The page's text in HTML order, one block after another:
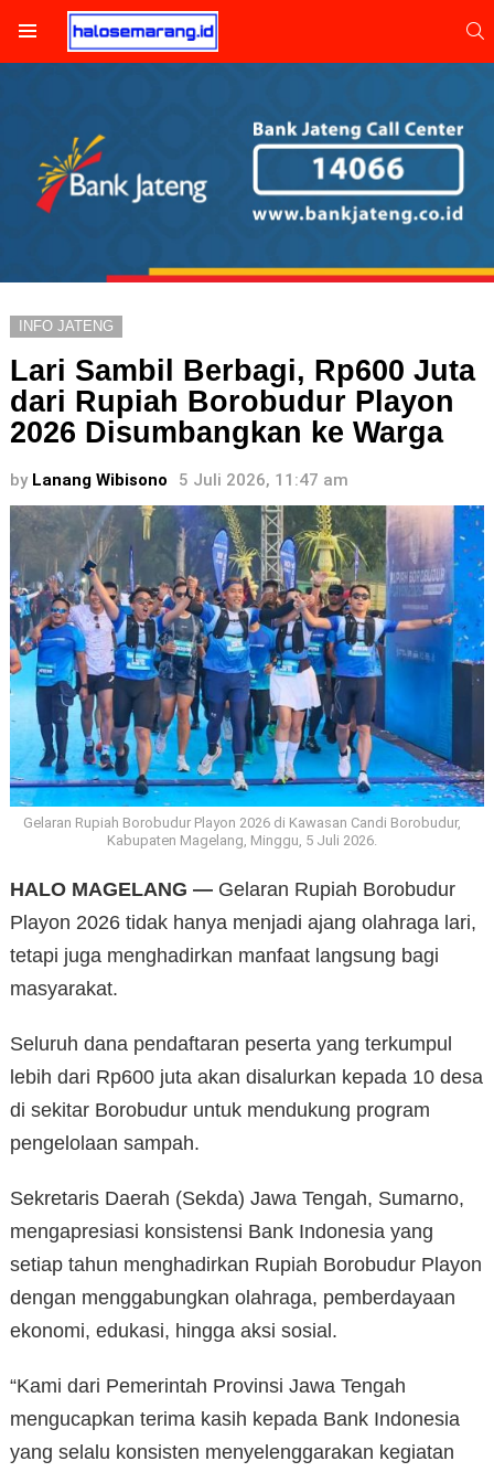
INFO JATENG
Lari Sambil Berbagi, Rp600 Juta
dari Rupiah Borobudur Playon
2026 Disumbangkan ke Warga
by Lanang Wibisono 5 Juli 2026, 11:47 am
Gelaran Rupiah Borobudur Playon 2026 di Kawasan Candi Borobudur,
Kabupaten Magelang, Minggu, 5 Juli 2026.
HALO MAGELANG — Gelaran Rupiah Borobudur
Playon 2026 tidak hanya menjadi ajang olahraga lari,
tetapi juga menghadirkan manfaat langsung bagi
masyarakat.
Seluruh dana pendaftaran peserta yang terkumpul
lebih dari Rp600 juta akan disalurkan kepada 10 desa
di sekitar Borobudur untuk mendukung program
pengelolaan sampah.
Sekretaris Daerah (Sekda) Jawa Tengah, Sumarno,
mengapresiasi konsistensi Bank Indonesia yang
setiap tahun menghadirkan Rupiah Borobudur Playon
dengan menggabungkan olahraga, pemberdayaan
ekonomi, edukasi, hingga aksi sosial.
“Kami dari Pemerintah Provinsi Jawa Tengah
mengucapkan terima kasih kepada Bank Indonesia
yang selalu konsisten menyelenggarakan kegiatan